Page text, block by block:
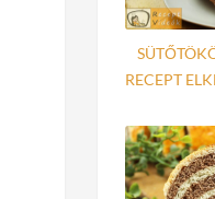
RECEPT